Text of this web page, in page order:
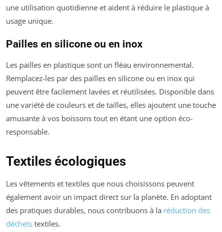
une utilisation quotidienne et aident à réduire le plastique à
usage unique.
Pailles en silicone ou en inox
Les pailles en plastique sont un fléau environnemental.
Remplacez-les par des pailles en silicone ou en inox qui
peuvent être facilement lavées et réutilisées. Disponible dans
une variété de couleurs et de tailles, elles ajoutent une touche
amusante à vos boissons tout en étant une option éco-
responsable.
Textiles écologiques
Les vêtements et textiles que nous choisissons peuvent
également avoir un impact direct sur la planète. En adoptant
des pratiques durables, nous contribuons à la réduction des
déchets textiles.